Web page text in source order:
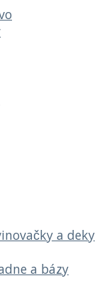
a deky
a bázy